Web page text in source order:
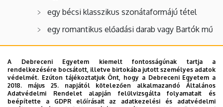
egy bécsi klasszikus szonátaformájú tétel
egy romantikus előadási darab vagy Bartók mű
Ének:
Felvételi követelmény az egészséges, képezhető
énekhang. Két, különböző stíluskorszakban komponált,
A Debreceni Egyetem kiemelt fontosságúnak tartja a
rendelkezésére bocsátott, illetve birtokába jutott személyes adatok
védelmét. Ezúton tájékoztatjuk Önt, hogy a Debreceni Egyetem a
2018. május 25. napjától kötelezően alkalmazandó Általános
Adatvédelmi Rendelet alapján felülvizsgálta folyamatait és
beépítette a GDPR előírásait az adatkezelési és adatvédelmi